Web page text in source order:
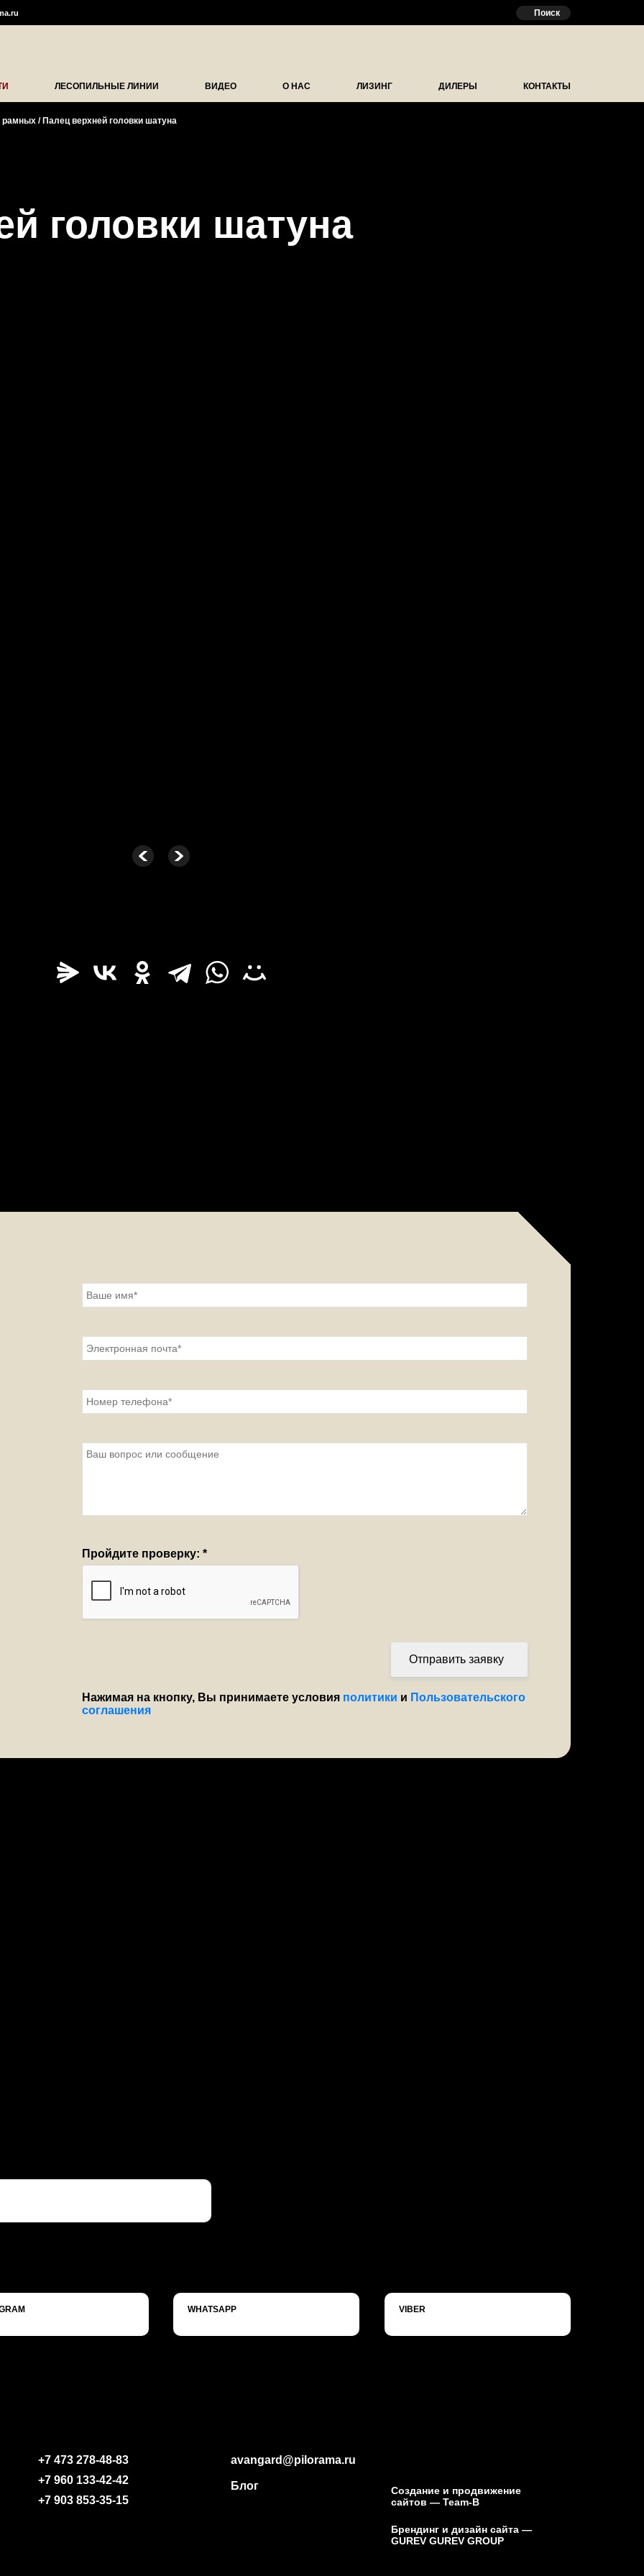
Поиск
ЛЕСОПИЛЬНЫЕ ЛИНИИ ВИДЕО О НАС ЛИЗИНГ ДИЛЕРЫ КОНТАКТЫ
рамных / Палец верхней головки шатуна
головки шатуна
Пройдите проверку: *
Отправить заявку
Нажимая на кнопку, Вы принимаете условия политики и Пользовательского
соглашения
WHATSAPP VIBER
+7 473 278-48-83
+7 960 133-42-42
+7 903 853-35-15
avangard@pilorama.ru
Блог
Создание и продвижение
сайтов — Team-B
Брендинг и дизайн сайта —
GUREV GUREV GROUP